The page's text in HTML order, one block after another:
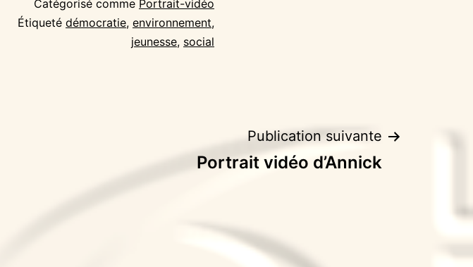
Catégorisé comme Portrait-vidéo
Étiqueté démocratie, environnement,
jeunesse, social
Publication suivante
Portrait vidéo d’Annick